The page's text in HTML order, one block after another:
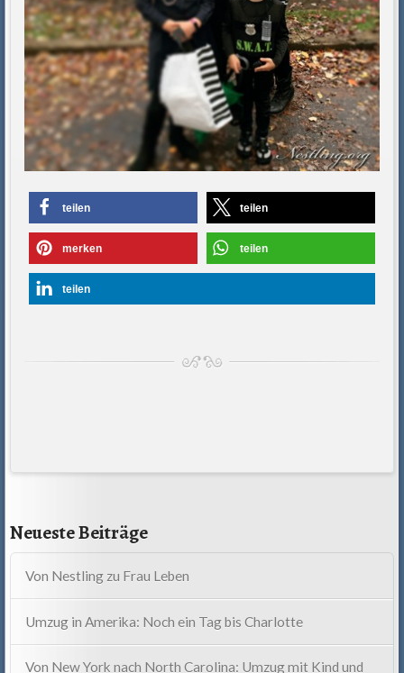
teilen teilen
merken teilen
teilen
Neueste Beiträge
Von Nestling zu Frau Leben
Umzug in Amerika: Noch ein Tag bis Charlotte
Von New York nach North Carolina: Umzug mit Kind und